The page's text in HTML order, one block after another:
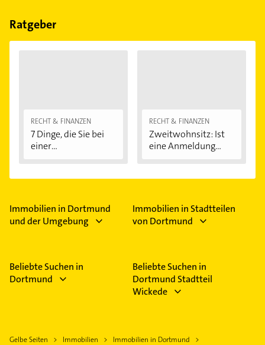
Feiertagen abweichen können.
Ratgeber
RECHT & FINANZEN
7 Dinge, die Sie bei
einer
RECHT & FINANZEN
Zweitwohnsitz: Ist
eine Anmeldung...
Immobilien in Dortmund
und der Umgebung
Immobilien in Stadtteilen
von Dortmund
Beliebte Suchen in
Dortmund
Beliebte Suchen in
Dortmund Stadtteil
Wickede
Gelbe Seiten Immobilien
Immobilien in Dortmund